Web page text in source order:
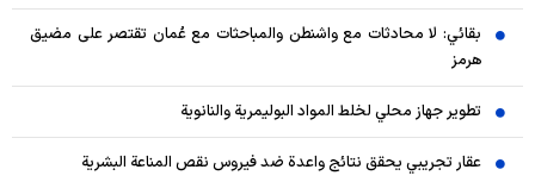
بقائي: لا محادثات مع واشنطن والمباحثات مع عُمان تقتصر على مضيق
هرمز
تطوير جهاز محلي لخلط المواد البوليمرية والنانوية
عقار تجريبي يحقق نتائج واعدة ضد فيروس نقص المناعة البشرية